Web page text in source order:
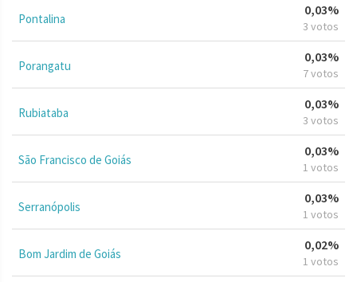
Pontalina
0,03%
3 votos
Porangatu
0,03%
7 votos
Rubiataba
0,03%
3 votos
São Francisco de Goiás
0,03%
1 votos
Serranópolis
0,03%
1 votos
Bom Jardim de Goiás
0,02%
1 votos